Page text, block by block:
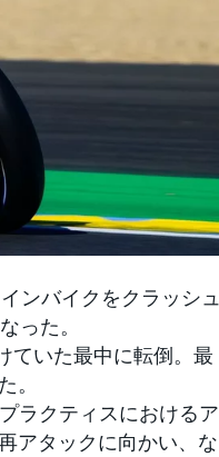
ンバイクをクラッシュ
った。
ていた最中に転倒。最
。
ラクティスにおけるア
アタックに向かい、な